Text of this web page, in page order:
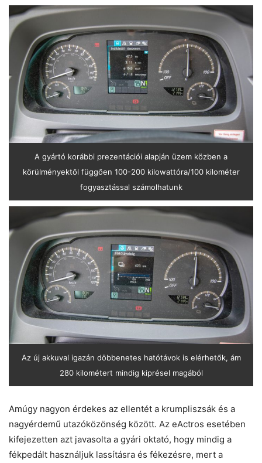
A gyártó korábbi prezentációi alapján üzem közben a
körülményektől függően 100-200 kilowattóra/100 kilométer
fogyasztással számolhatunk
Az új akkuval igazán döbbenetes hatótávok is elérhetők, ám
280 kilométert mindig kiprésel magából
Amúgy nagyon érdekes az ellentét a krumpliszsák és a
nagyérdemű utazóközönség között. Az eActros esetében
kifejezetten azt javasolta a gyári oktató, hogy mindig a
fékpedált használjuk lassításra és fékezésre, mert a